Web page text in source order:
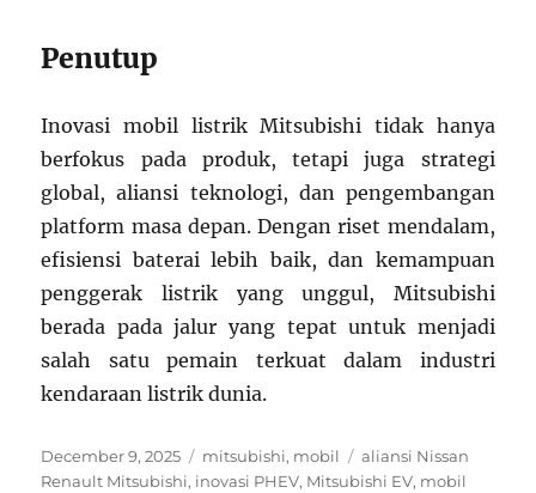
Penutup
Inovasi mobil listrik Mitsubishi tidak hanya
berfokus pada produk, tetapi juga strategi
global, aliansi teknologi, dan pengembangan
platform masa depan. Dengan riset mendalam,
efisiensi baterai lebih baik, dan kemampuan
penggerak listrik yang unggul, Mitsubishi
berada pada jalur yang tepat untuk menjadi
salah satu pemain terkuat dalam industri
kendaraan listrik dunia.
Posted
on
December 9, 2025 Categories
mitsubishi, mobil Tags
aliansi Nissan
Renault Mitsubishi, inovasi PHEV, Mitsubishi EV, mobil